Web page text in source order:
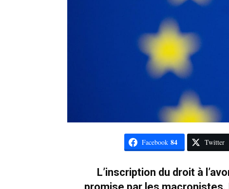
Facebook 84 Twitter
L’inscription du droit à
promise par les macronistes.